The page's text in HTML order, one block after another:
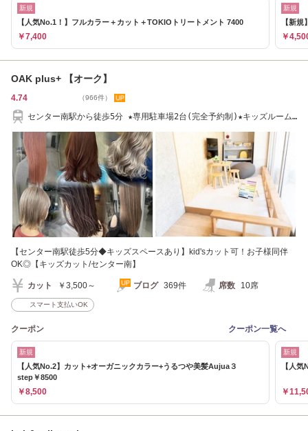
新規
【人気No.1！】フルカラー＋カット＋TOKIOトリートメント 7400
￥7,400
新規
【新
￥
OAK plus+ 【オーク】
4.74 （966件）
センター南駅から徒歩5分 ★専用駐車場2台(完全予約制)★キッズルーム
【センター南駅徒歩5分◆キッズスペースあり】kid'sカット可！お子様同伴
OK◎【キッズカット/センター南】
カット ￥3,500～ ブログ 369件 席数 10席
スマート支払いOK
クーポン クーポン一覧へ
新規
【人気No.2】カット+オーガニックカラー+うるつや美髪Aujua３
step￥8500
￥8,500
新規
【人
￥